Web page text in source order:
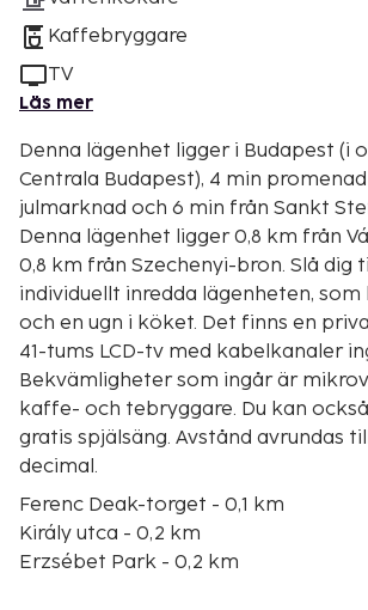
Kaffebryggare
TV
Läs mer
Denna lägenhet ligger i Budapest (i
Centrala Budapest), 4 min
julmarknad och 6 min från Sankt
Denna lägenhet ligger 0,8 km från
0,8 km från Szechenyi-bron. Slå dig
individuellt inredda lägenheten,
och en ugn i köket. Det finns en
41-tums LCD-tv med kabelkanaler
Bekvämligheter som ingår är
kaffe- och tebryggare. Du kan
gratis spjälsäng. Avstånd avrundas
decimal.
Ferenc Deak-torget - 0,1 km
Király utca - 0,2 km
Erzsébet Park - 0,2 km